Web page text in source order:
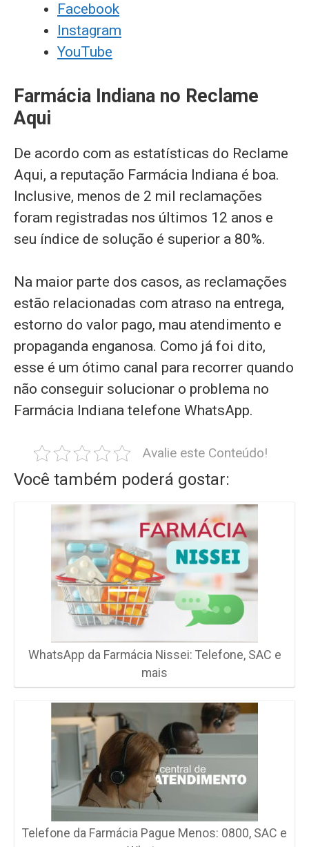
Facebook
Instagram
YouTube
Farmácia Indiana no Reclame
Aqui
De acordo com as estatísticas do Reclame
Aqui, a reputação Farmácia Indiana é boa.
Inclusive, menos de 2 mil reclamações
foram registradas nos últimos 12 anos e
seu índice de solução é superior a 80%.
Na maior parte dos casos, as reclamações
estão relacionadas com atraso na entrega,
estorno do valor pago, mau atendimento e
propaganda enganosa. Como já foi dito,
esse é um ótimo canal para recorrer quando
não conseguir solucionar o problema no
Farmácia Indiana telefone WhatsApp.
Avalie este Conteúdo!
Você também poderá gostar:
WhatsApp da Farmácia Nissei: Telefone, SAC e
mais
Telefone da Farmácia Pague Menos: 0800, SAC e